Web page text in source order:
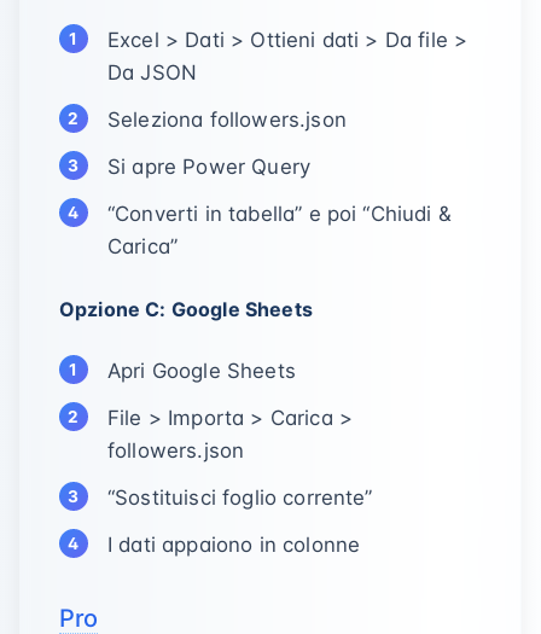
Excel > Dati > Ottieni dati > Da file >
Da JSON
Seleziona followers.json
Si apre Power Query
“Converti in tabella” e poi “Chiudi &
Carica”
Opzione C: Google Sheets
Apri Google Sheets
File > Importa > Carica >
followers.json
“Sostituisci foglio corrente”
I dati appaiono in colonne
Pro